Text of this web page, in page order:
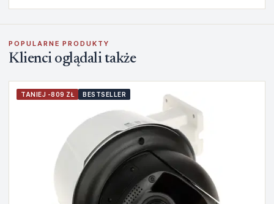
POPULARNE PRODUKTY
Klienci oglądali także
TANIEJ -809 ZŁ BESTSELLER